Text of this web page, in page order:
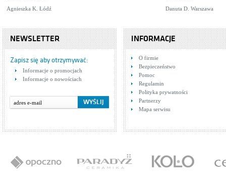
Agnieszka K. Łódź Danuta D. Warszawa
NEWSLETTER
Zapisz się aby otrzymywać:
Informacje o promocjach
Informacje o nowościach
INFORMACJE
O firmie
Bezpieczeństwo
Pomoc
Regulamin
Polityka prywatności
Partnerzy
Mapa serwisu